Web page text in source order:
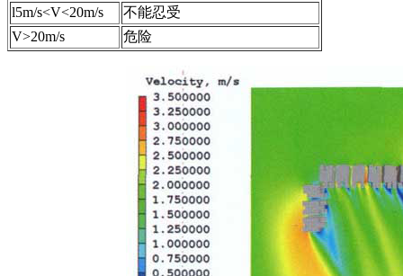
l5m/s<V<20m/s
不能忍受
V>20m/s
危险